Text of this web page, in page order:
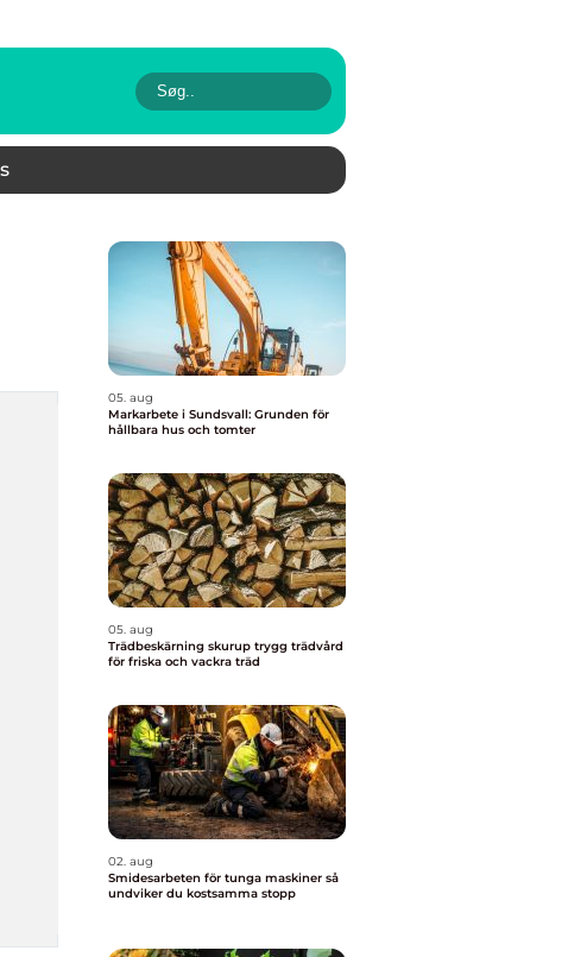
05. aug
Markarbete i Sundsvall: Grunden för
hållbara hus och tomter
05. aug
Trädbeskärning skurup trygg trädvård
för friska och vackra träd
02. aug
Smidesarbeten för tunga maskiner så
undviker du kostsamma stopp